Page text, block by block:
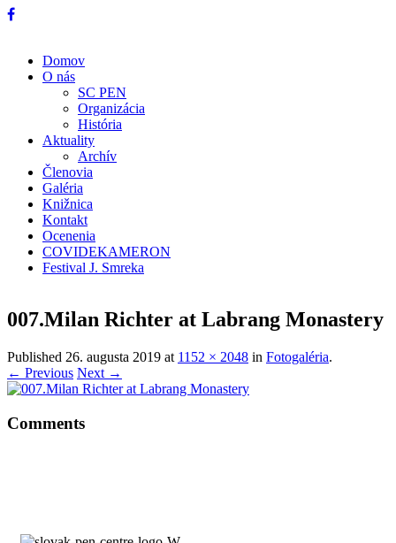
Domov
O nás
SC PEN
Organizácia
História
Aktuality
Archív
Členovia
Galéria
Knižnica
Kontakt
Ocenenia
COVIDEKAMERON
Festival J. Smreka
007.Milan Richter at Labrang Monastery
Published 26. augusta 2019 at 1152 × 2048 in Fotogaléria.
← Previous Next →
Comments